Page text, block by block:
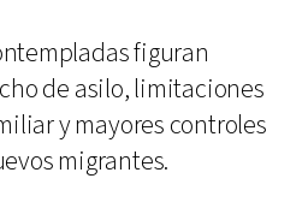
figuran
de asilo, limitaciones
y mayores controles
migrantes.